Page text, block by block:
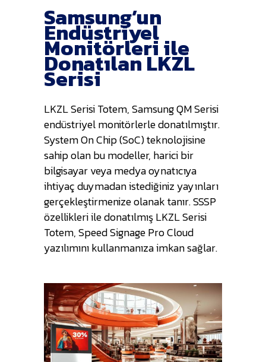
Samsung’un
Endüstriyel
Monitörleri ile
Donatılan LKZL
Serisi
LKZL Serisi Totem, Samsung QM Serisi
endüstriyel monitörlerle donatılmıştır.
System On Chip (SoC) teknolojisine
sahip olan bu modeller, harici bir
bilgisayar veya medya oynatıcıya
ihtiyaç duymadan istediğiniz yayınları
gerçekleştirmenize olanak tanır. SSSP
özellikleri ile donatılmış LKZL Serisi
Totem, Speed Signage Pro Cloud
yazılımını kullanmanıza imkan sağlar.